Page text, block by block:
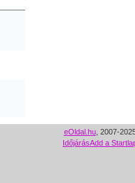
eOldal.hu, 2007-
IdőjárásAdd a